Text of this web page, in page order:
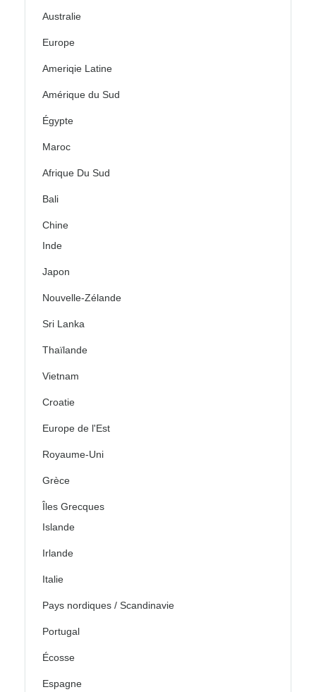
Australie
Europe
Ameriqie Latine
Amérique du Sud
Égypte
Maroc
Afrique Du Sud
Bali
Chine
Inde
Japon
Nouvelle-Zélande
Sri Lanka
Thaïlande
Vietnam
Croatie
Europe de l'Est
Royaume-Uni
Grèce
Îles Grecques
Islande
Irlande
Italie
Pays nordiques / Scandinavie
Portugal
Écosse
Espagne